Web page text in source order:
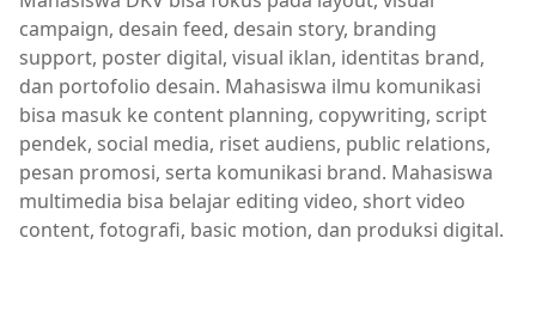
campaign, desain feed, desain story, branding
support, poster digital, visual iklan, identitas brand,
dan portofolio desain. Mahasiswa ilmu komunikasi
bisa masuk ke content planning, copywriting, script
pendek, social media, riset audiens, public relations,
pesan promosi, serta komunikasi brand. Mahasiswa
multimedia bisa belajar editing video, short video
content, fotografi, basic motion, dan produksi digital.